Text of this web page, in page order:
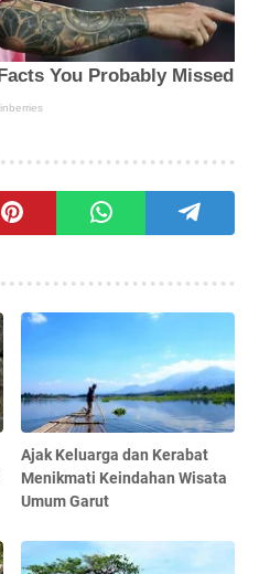
Ajak Keluarga dan Kerabat
Menikmati Keindahan Wisata
Umum Garut